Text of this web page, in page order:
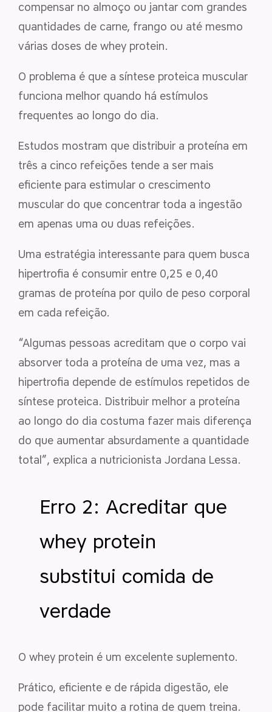
compensar no almoço ou jantar com grandes
quantidades de carne, frango ou até mesmo
várias doses de whey protein.
O problema é que a síntese proteica muscular
funciona melhor quando há estímulos
frequentes ao longo do dia.
Estudos mostram que distribuir a proteína em
três a cinco refeições tende a ser mais
eficiente para estimular o crescimento
muscular do que concentrar toda a ingestão
em apenas uma ou duas refeições.
Uma estratégia interessante para quem busca
hipertrofia é consumir entre 0,25 e 0,40
gramas de proteína por quilo de peso corporal
em cada refeição.
“Algumas pessoas acreditam que o corpo vai
absorver toda a proteína de uma vez, mas a
hipertrofia depende de estímulos repetidos de
síntese proteica. Distribuir melhor a proteína
ao longo do dia costuma fazer mais diferença
do que aumentar absurdamente a quantidade
total”, explica a nutricionista Jordana Lessa.
Erro 2: Acreditar que
whey protein
substitui comida de
verdade
O whey protein é um excelente suplemento.
Prático, eficiente e de rápida digestão, ele
pode facilitar muito a rotina de quem treina.